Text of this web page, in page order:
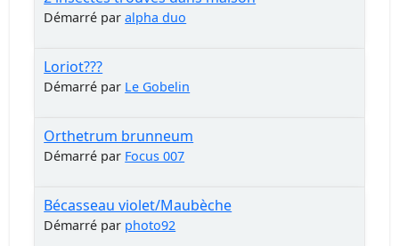
Démarré paralpha duo
Loriot???
Démarré par Le Gobelin
Orthetrum brunneum
Démarré par Focus 007
Bécasseau violet/Maubèche
Démarré par photo92